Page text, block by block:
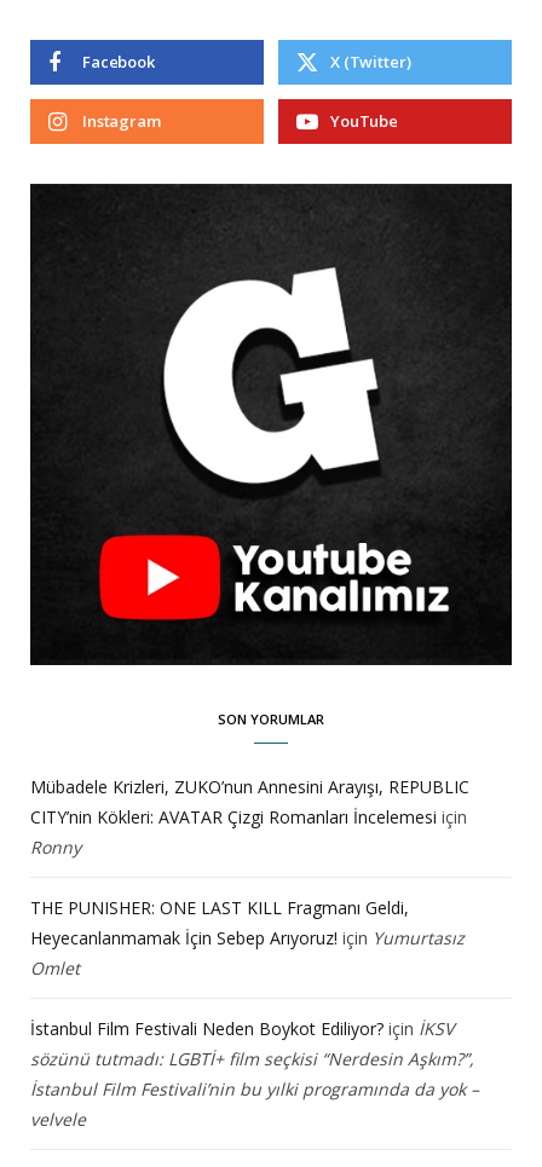
Facebook X (Twitter)
Instagram YouTube
SON YORUMLAR
Mübadele Krizleri, ZUKO’nun Annesini Arayışı, REPUBLIC
CITY’nin Kökleri: AVATAR Çizgi Romanları İncelemesi için
Ronny
THE PUNISHER: ONE LAST KILL Fragmanı Geldi,
Heyecanlanmamak İçin Sebep Arıyoruz! için Yumurtasız
Omlet
İstanbul Film Festivali Neden Boykot Ediliyor? için İKSV
sözünü tutmadı: LGBTİ+ film seçkisi “Nerdesin Aşkım?”,
İstanbul Film Festivali’nin bu yılki programında da yok –
velvele